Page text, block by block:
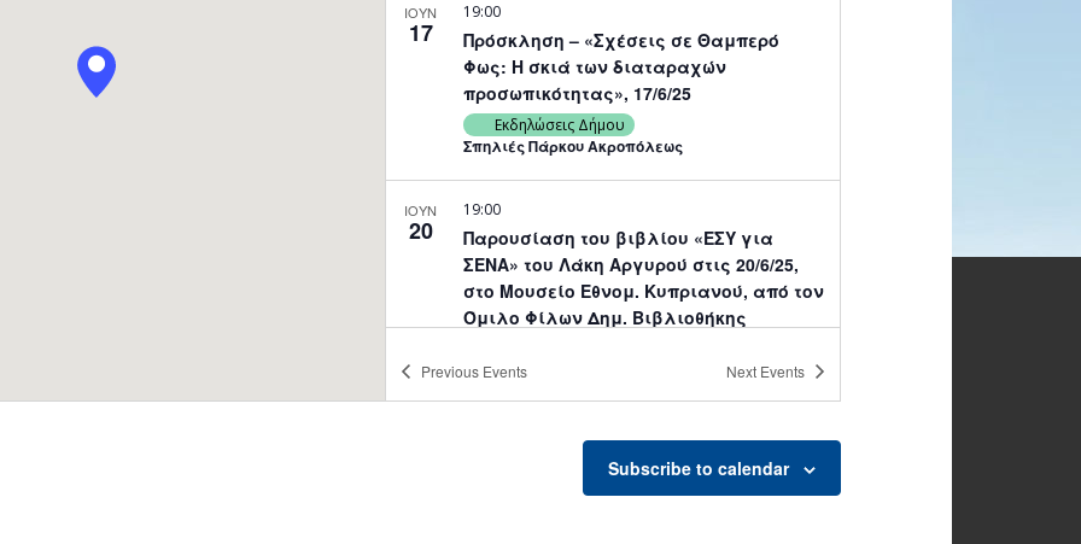
ΙΟΥΝ
17
Πρόσκληση – «Σχέσεις σε Θαμπερό
Φως: Η σκιά των διαταραχών
προσωπικότητας», 17/6/25
19:00
Εκδηλώσεις Δήμου
Σπηλιές Πάρκου Ακροπόλεως
ΙΟΥΝ
20
Παρουσίαση του βιβλίου «ΕΣΥ για
ΣΕΝΑ» του Λάκη Αργυρού στις 20/6/25,
στο Μουσείο Εθνομ. Κυπριανού, από τον
Όμιλο Φίλων Δημ. Βιβλιοθήκης
19:00
Εκδηλώσεις Δήμου
Εκκλησιαστικό Μουσείο Εθνομάρτυρα
Previous Events Next Events
Subscribe to calendar